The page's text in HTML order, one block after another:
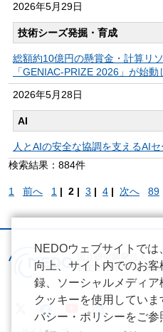
2026年5月29日
技術シーズ発掘・育成
総額約10億円の懸賞金・計算リ
「GENIAC-PRIZE 2026」が始動
2026年5月28日
AI
人とAIの安全な協調を支えるAI
検索結果：884件
1 前へ 1 | 2 | 3 | 4 | 次へ 89
NEDOウェブサイトで
向上、サイト内でのお
録、ソーシャルメディア
クッキーを使用していま
バシー・ポリシーをご参